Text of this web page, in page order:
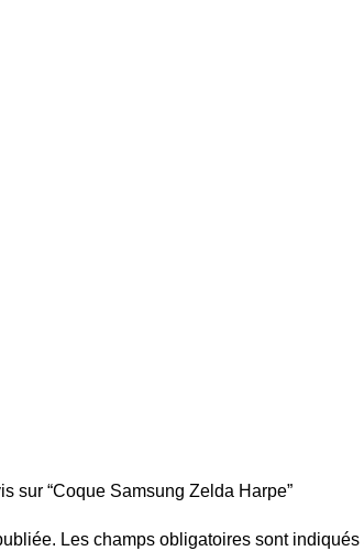
sur “Coque Samsung Zelda Harpe”
Les champs obligatoires sont indiqués